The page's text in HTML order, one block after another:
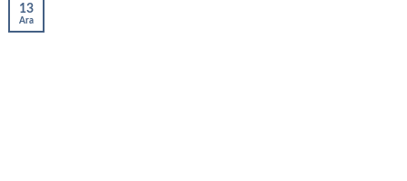
13
Ara